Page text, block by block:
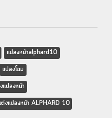
แปลงหน้าalphard10
แปลงโฉม
แปลงหน้า
งแปลงหน้า ALPHARD 10